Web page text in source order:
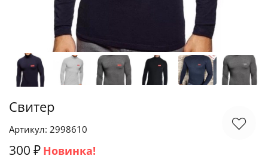
Свитер
Артикул: 2998610
300 ₽ Новинка!